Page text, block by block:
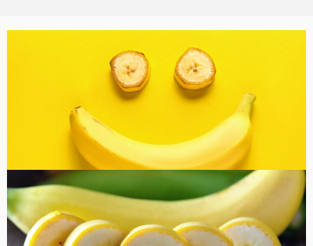
コラム